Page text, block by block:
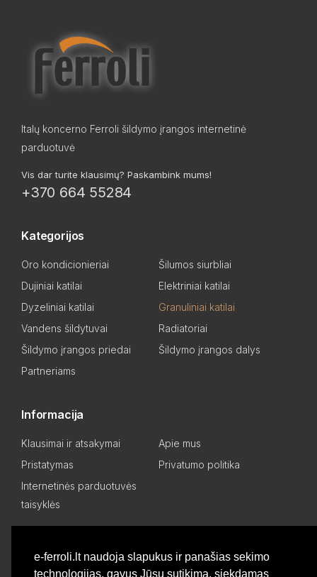
e-ferroli.lt naudoja slapukus ir panašias sekimo
technologijas, gavus Jūsų sutikimą, siekdamas
Italų koncerno Ferroli šildymo įrangos internetinė
parduotuvė
Vis dar turite klausimų? Paskambink mums!
+370 664 55284
Kategorijos
Oro kondicionieriai
Šilumos siurbliai
Dujiniai katilai
Elektriniai katilai
Dyzeliniai katilai
Granuliniai katilai
Vandens šildytuvai
Radiatoriai
Šildymo įrangos priedai
Šildymo įrangos dalys
Partneriams
Informacija
Klausimai ir atsakymai
Apie mus
Pristatymas
Privatumo politika
Internetinės parduotuvės
taisyklės